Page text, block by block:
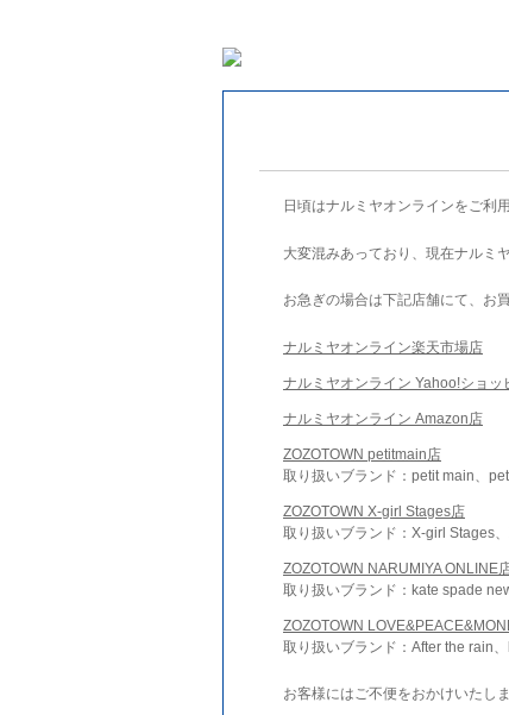
日頃はナルミヤオンラインをご利
大変混みあっており、現在ナルミ
お急ぎの場合は下記店舗にて、お
ナルミヤオンライン楽天市場店
ナルミヤオンライン Yahoo!ショッ
ナルミヤオンライン Amazon店
ZOZOTOWN petitmain店
取り扱いブランド：petit main、
ZOZOTOWN X-girl Stages店
取り扱いブランド：X-girl Stages
ZOZOTOWN NARUMIYA ONLINE
取り扱いブランド：kate spade
ZOZOTOWN
取り扱いブランド：After the rain
お客様にはご不便をおかけいたし